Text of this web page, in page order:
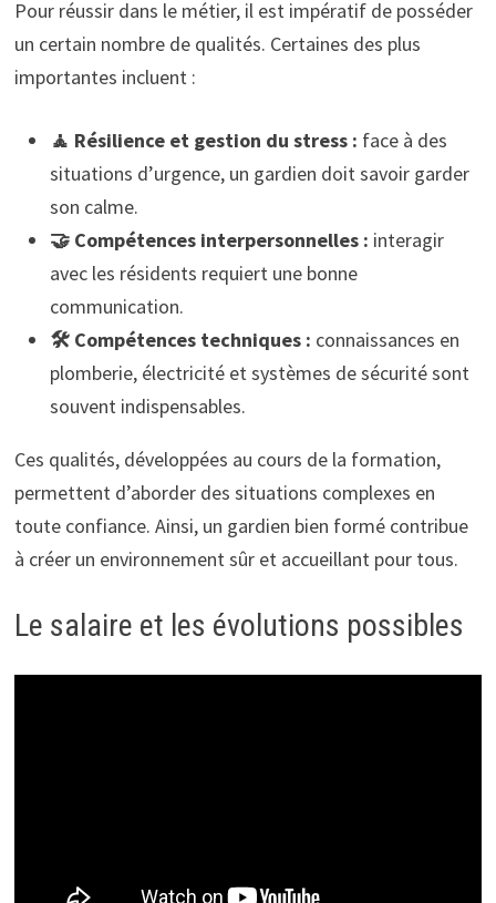
Pour réussir dans le métier, il est impératif de posséder
un certain nombre de qualités. Certaines des plus
importantes incluent :
🧘 Résilience et gestion du stress : face à des
situations d’urgence, un gardien doit savoir garder
son calme.
🤝 Compétences interpersonnelles : interagir
avec les résidents requiert une bonne
communication.
🛠️ Compétences techniques : connaissances en
plomberie, électricité et systèmes de sécurité sont
souvent indispensables.
Ces qualités, développées au cours de la formation,
permettent d’aborder des situations complexes en
toute confiance. Ainsi, un gardien bien formé contribue
à créer un environnement sûr et accueillant pour tous.
Le salaire et les évolutions possibles